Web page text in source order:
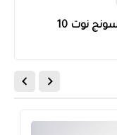
نوت 10